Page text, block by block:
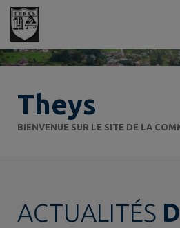
Contenu
Theys
BIENVENUE SUR LE SITE DE LA
ACTUALITÉS